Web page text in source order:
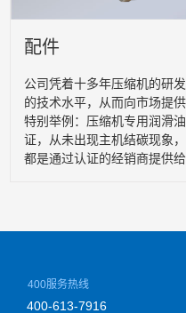
配件
公司凭着十多年压缩机的研
的技术水平，从而向市场提
特别举例：压缩机专用润滑
证，从未出现主机结碳现象
都是通过认证的经销商提供
400服务热线
400-613-7916